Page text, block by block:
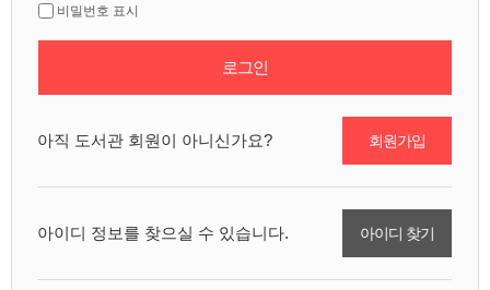
비밀번호 표시
로그인
아직 도서관 회원이 아니신가요? 회원가입
아이디 정보를 찾으실 수 있습니다. 아이디 찾기